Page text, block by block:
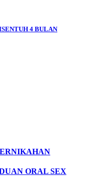
4 BULAN
ORAL SEX